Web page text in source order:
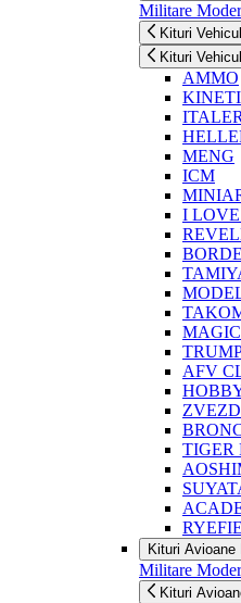
Militare
Kituri
Kituri
AMMO
MENG
ICM
I
AFV
TIGER
Kituri Avioane
Militare
Kituri